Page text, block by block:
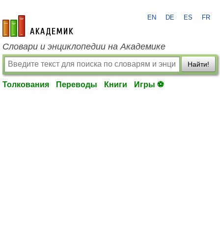
academic.ru
EN DE ES FR
Словари и энциклопедии на Академике
Найти!
Толкования Переводы Книги Игры ⚽